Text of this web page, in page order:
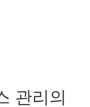
관리의